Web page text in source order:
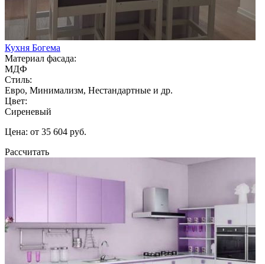
Кухня Богема
Материал фасада:
МДФ
Стиль:
Евро, Минимализм, Нестандартные и др.
Цвет:
Сиреневый
Цена: от 35 604 руб.
Рассчитать